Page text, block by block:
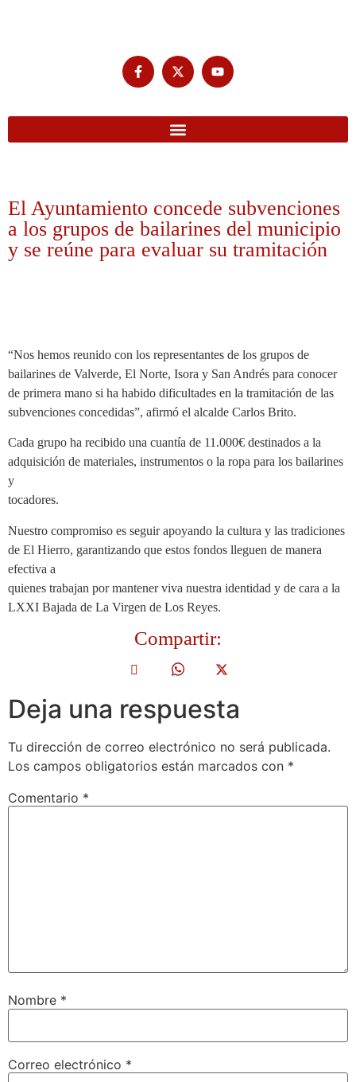
El Ayuntamiento concede subvenciones
a los grupos de bailarines del municipio
y se reúne para evaluar su tramitación
“Nos hemos reunido con los representantes de los grupos de
bailarines de Valverde, El Norte, Isora y San Andrés para conocer
de primera mano si ha habido dificultades en la tramitación de las
subvenciones concedidas”, afirmó el alcalde Carlos Brito.
Cada grupo ha recibido una cuantía de 11.000€ destinados a la
adquisición de materiales, instrumentos o la ropa para los bailarines
y
tocadores.
Nuestro compromiso es seguir apoyando la cultura y las tradiciones
de El Hierro, garantizando que estos fondos lleguen de manera
efectiva a
quienes trabajan por mantener viva nuestra identidad y de cara a la
LXXI Bajada de La Virgen de Los Reyes.
Compartir:
Deja una respuesta
Tu dirección de correo electrónico no será publicada.
Los campos obligatorios están marcados con *
Comentario *
Nombre *
Correo electrónico *